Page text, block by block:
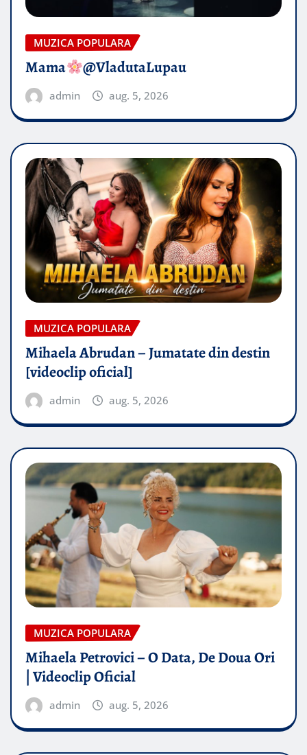
MUZICA POPULARA
Mama @VladutaLupau
admin aug. 5, 2026
MUZICA POPULARA
Mihaela Abrudan – Jumatate din destin
[videoclip oficial]
admin aug. 5, 2026
MUZICA POPULARA
Mihaela Petrovici – O Data, De Doua Ori
| Videoclip Oficial
admin aug. 5, 2026